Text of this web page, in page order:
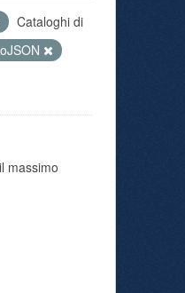
Cataloghi di
massimo